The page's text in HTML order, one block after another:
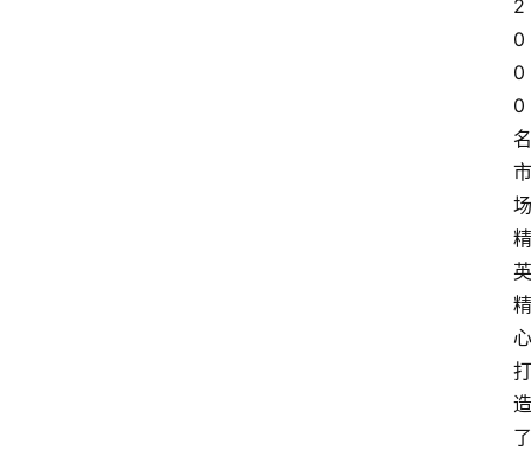
2
0
0
0
名
市
场
精
英
精
心
打
造
了